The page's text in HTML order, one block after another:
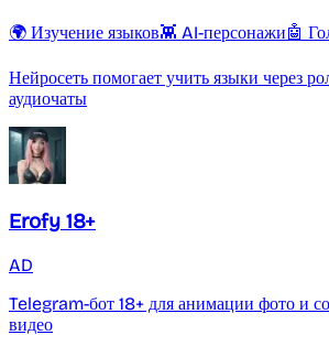
🌍 Изучение языков👾 AI-персонажи🤖
Нейросеть помогает учить языки через
аудиочаты
Erofy 18+
AD
Telegram-бот 18+ для анимации фото и
видео